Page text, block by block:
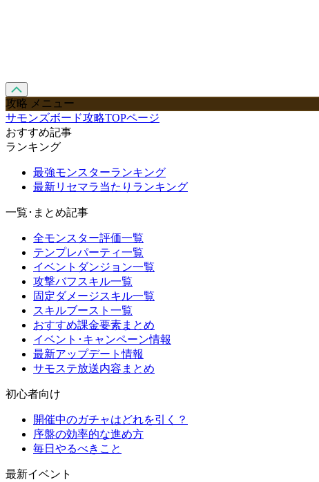
攻略 メニュー
サモンズボード攻略TOPページ
おすすめ記事
ランキング
最強モンスターランキング
最新リセマラ当たりランキング
一覧･まとめ記事
全モンスター評価一覧
テンプレパーティ一覧
イベントダンジョン一覧
攻撃バフスキル一覧
固定ダメージスキル一覧
スキルブースト一覧
おすすめ課金要素まとめ
イベント･キャンペーン情報
最新アップデート情報
サモステ放送内容まとめ
初心者向け
開催中のガチャはどれを引く？
序盤の効率的な進め方
毎日やるべきこと
最新イベント